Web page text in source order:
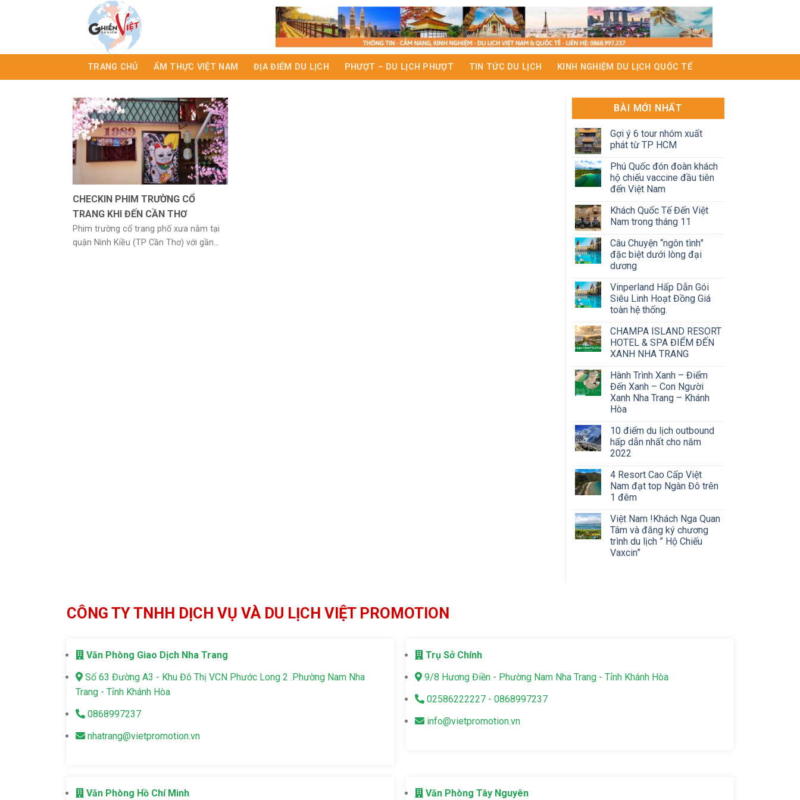
TRANG CHỦ ẨM THỰC VIỆT NAM ĐỊA ĐIỂM DU LỊCH PHƯỢT – DU LỊCH PHƯỢT TIN TỨC DU LỊCH KINH NGHIỆM DU LỊCH QUỐC TẾ
CHECKIN PHIM TRƯỜNG CỔ
TRANG KHI ĐẾN CẦN THƠ
Phim trường cổ trang phố xưa nằm tại
quận Ninh Kiều (TP Cần Thơ) với gần...
BÀI MỚI NHẤT
Gợi ý 6 tour nhóm xuất
phát từ TP HCM
Phú Quốc đón đoàn khách
hộ chiếu vaccine đầu tiên
đến Việt Nam
Khách Quốc Tế Đến Việt
Nam trong tháng 11
Câu Chuyện “ngôn tình”
đặc biệt dưới lòng đại
dương
Vinperland Hấp Dẫn Gói
Siêu Linh Hoạt Đồng Giá
toàn hệ thống.
CHAMPA ISLAND RESORT
HOTEL & SPA ĐIỂM ĐẾN
XANH NHA TRANG
Hành Trình Xanh – Điểm
Đến Xanh – Con Người
Xanh Nha Trang – Khánh
Hòa
10 điểm du lịch outbound
hấp dẫn nhất cho năm
2022
4 Resort Cao Cấp Việt
Nam đạt top Ngàn Đô trên
1 đêm
Việt Nam !Khách Nga Quan
Tâm và đăng ký chương
trình du lịch ” Hộ Chiếu
Vaxcin”
CÔNG TY TNHH DỊCH VỤ VÀ DU LỊCH VIỆT PROMOTION
Văn Phòng Giao Dịch Nha Trang
Số 63 Đường A3 - Khu Đô Thị VCN Phước Long 2 .Phường Nam Nha
Trang - Tỉnh Khánh Hòa
0868997237
nhatrang@vietpromotion.vn
Trụ Sở Chính
9/8 Hương Điền - Phường Nam Nha Trang - Tỉnh Khánh Hòa
02586222227 - 0868997237
info@vietpromotion.vn
Văn Phòng Hồ Chí Minh Văn Phòng Tây Nguyên